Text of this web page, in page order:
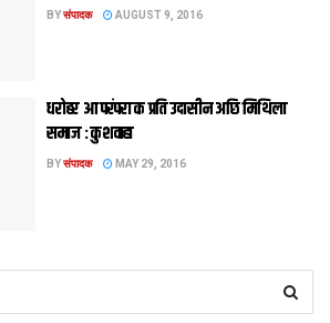
BYसंपादक AUGUST 9, 2016
धरोहर आ परंपरा क प्रति उदासीन अछि मिथिला
समाज : कुशवाहा
BYसंपादक MAY 29, 2016